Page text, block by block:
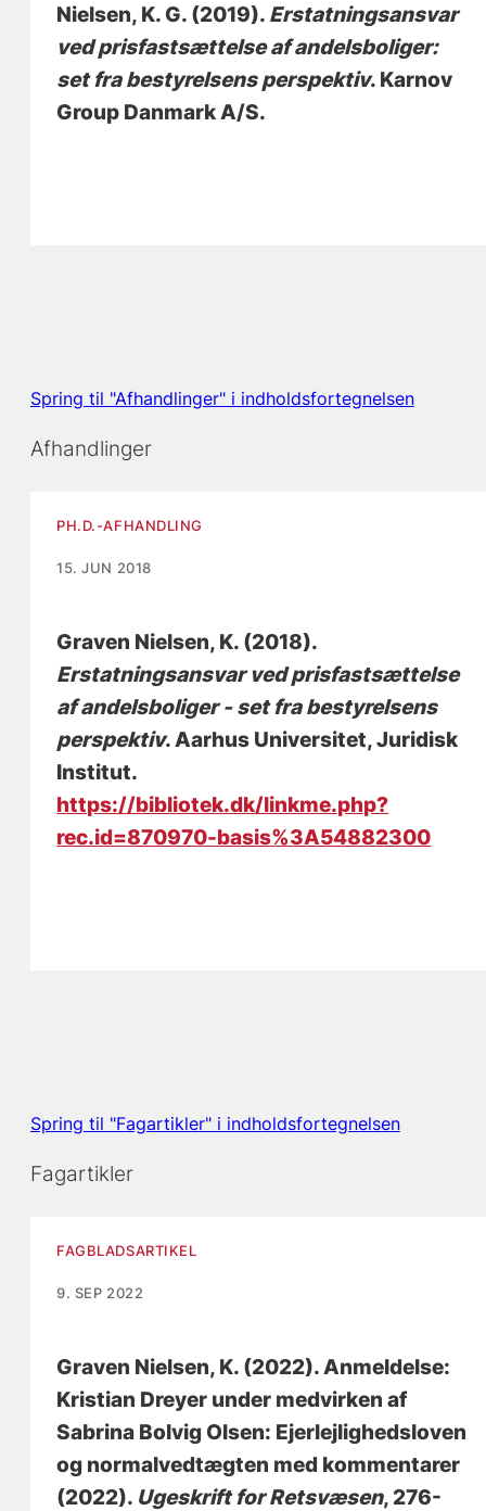
Nielsen, K. G. (2019). Erstatningsansvar
ved prisfastsættelse af andelsboliger:
set fra bestyrelsens perspektiv. Karnov
Group Danmark A/S.
Spring til "Afhandlinger" i indholdsfortegnelsen
Afhandlinger
PH.D.-AFHANDLING
15. JUN 2018
Graven Nielsen, K. (2018).
Erstatningsansvar ved prisfastsættelse
af andelsboliger - set fra bestyrelsens
perspektiv. Aarhus Universitet, Juridisk
Institut.
https://bibliotek.dk/linkme.php?
rec.id=870970-basis%3A54882300
Spring til "Fagartikler" i indholdsfortegnelsen
Fagartikler
FAGBLADSARTIKEL
9. SEP 2022
Graven Nielsen, K. (2022).Anmeldelse:
Kristian Dreyer under medvirken af
Sabrina Bolvig Olsen: Ejerlejlighedsloven
og normalvedtægten med kommentarer
(2022). Ugeskrift for Retsvæsen, 276-